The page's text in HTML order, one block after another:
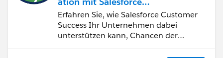
Customer Success
Erfahren Sie, wie Salesforce Customer
Success Ihr Unternehmen dabei
unterstützen kann, Chancen der